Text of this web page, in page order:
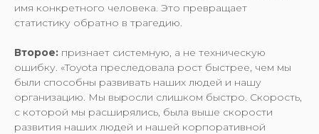
имя конкретного человека. Это превращает
статистику обратно в трагедию.
Второе: признает системную, а не техническую
ошибку. «Toyota преследовала рост быстрее, чем мы
были способны развивать наших людей и нашу
организацию. Мы выросли слишком быстро. Скорость,
с которой мы расширялись, была выше скорости
развития наших людей и нашей корпоративной